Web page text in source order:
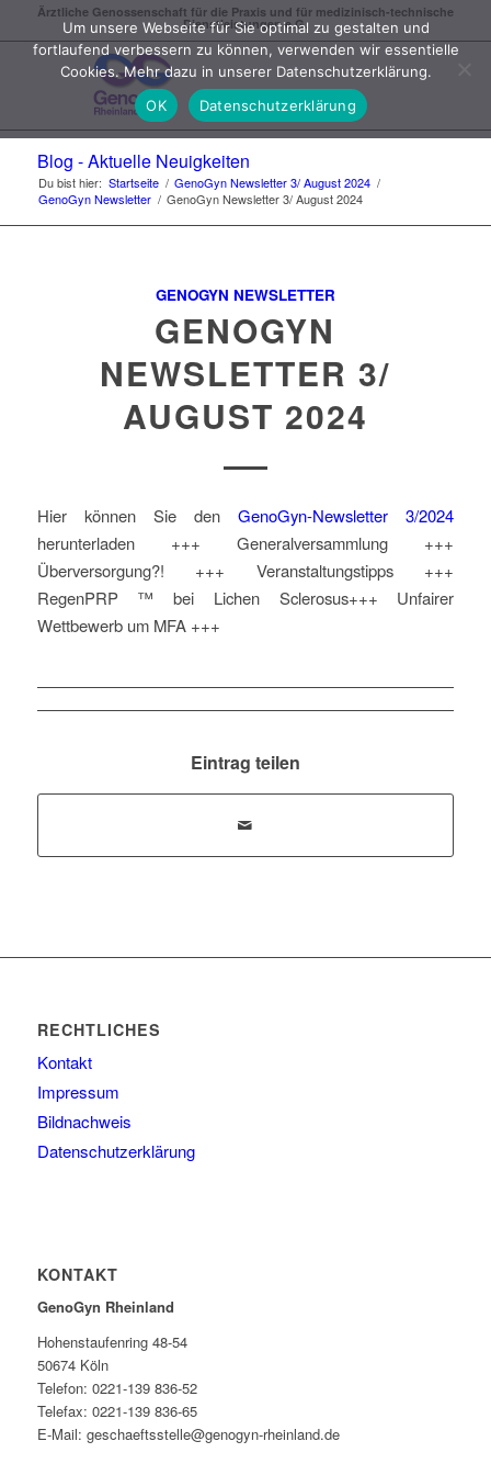
Ärztliche Genossenschaft für die Praxis und für medizinisch-technische
Dienstleistungen e.G.
Blog - Aktuelle Neuigkeiten
Du bist hier: Startseite / GenoGyn Newsletter 3/ August 2024 /
GenoGyn Newsletter / GenoGyn Newsletter 3/ August 2024
GENOGYN NEWSLETTER
GENOGYN
NEWSLETTER 3/
AUGUST 2024
Hier können Sie denGenoGyn-Newsletter 3/2024
herunterladen +++ Generalversammlung +++
Überversorgung?! +++ Veranstaltungstipps +++
RegenPRP ™ bei Lichen Sclerosus+++ Unfairer
Wettbewerb um MFA +++
Eintrag teilen
RECHTLICHES
Kontakt
Impressum
Bildnachweis
Datenschutzerklärung
KONTAKT
GenoGyn Rheinland
Hohenstaufenring 48-54
50674 Köln
Telefon: 0221-139 836-52
Telefax: 0221-139 836-65
E-Mail: geschaeftsstelle@genogyn-rheinland.de
Um unsere Webseite für Sie optimal zu gestalten und
fortlaufend verbessern zu können, verwenden wir essentielle
Cookies. Mehr dazu in unserer Datenschutzerklärung.
OK
Datenschutzerklärung